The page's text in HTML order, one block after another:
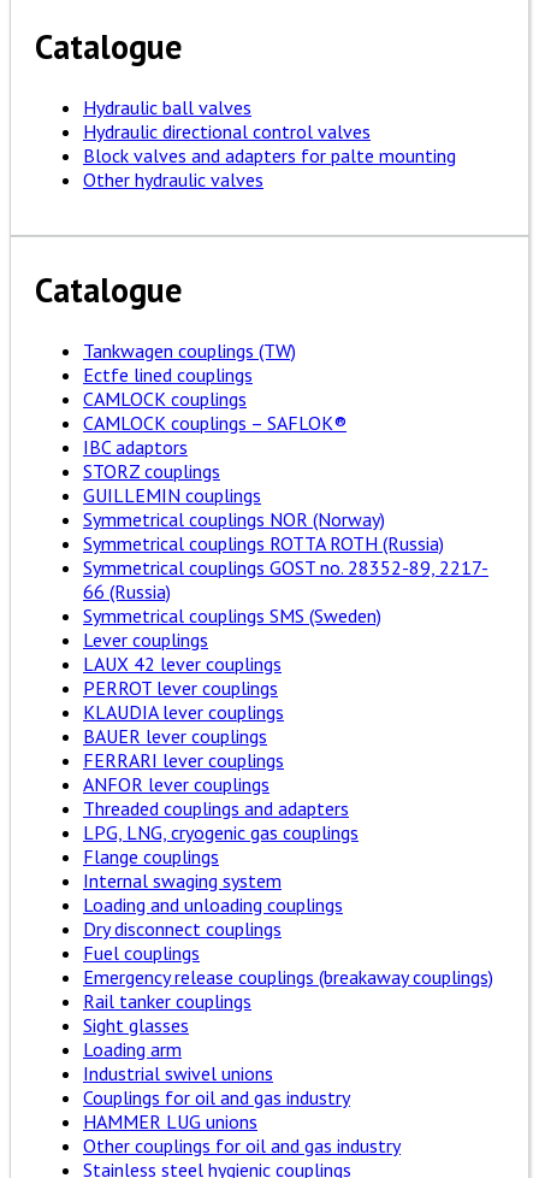
Catalogue
Hydraulic ball valves
Hydraulic directional control valves
Block valves and adapters for palte mounting
Other hydraulic valves
Catalogue
Tankwagen couplings (TW)
Ectfe lined couplings
CAMLOCK couplings
CAMLOCK couplings – SAFLOK®
IBC adaptors
STORZ couplings
GUILLEMIN couplings
Symmetrical couplings NOR (Norway)
Symmetrical couplings ROTTA ROTH (Russia)
Symmetrical couplings GOST no. 28352-89, 2217-
66 (Russia)
Symmetrical couplings SMS (Sweden)
Lever couplings
LAUX 42 lever couplings
PERROT lever couplings
KLAUDIA lever couplings
BAUER lever couplings
FERRARI lever couplings
ANFOR lever couplings
Threaded couplings and adapters
LPG, LNG, cryogenic gas couplings
Flange couplings
Internal swaging system
Loading and unloading couplings
Dry disconnect couplings
Fuel couplings
Emergency release couplings (breakaway couplings)
Rail tanker couplings
Sight glasses
Loading arm
Industrial swivel unions
Couplings for oil and gas industry
HAMMER LUG unions
Other couplings for oil and gas industry
Stainless steel hygienic couplings